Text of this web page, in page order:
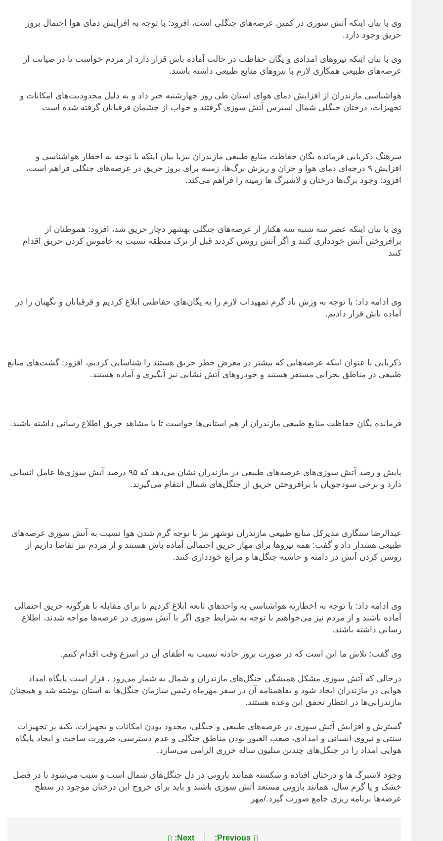
وی با بیان اینکه آتش سوزی در کمین عرصه‌های جنگلی است، افزود: با توجه به افزایش دمای هوا احتمال بروز
حریق وجود دارد.
وی با بیان اینکه نیروهای امدادی و یگان حفاظت در حالت آماده باش قرار دارد از مردم خواست تا در صیانت از
عرصه‌های طبیعی همکاری لازم با نیروهای منابع طبیعی داشته باشند.
هواشناسی مازندران از افزایش دمای هوای استان طی روز چهارشنبه خبر داد و به دلیل محدودیت‌های امکانات و
تجهیزات، درختان جنگلی شمال استرس آتش سوزی گرفتند و خواب از چشمان قرقبانان گرفته شده است
سرهنگ ذکریایی فرمانده یگان حفاظت منابع طبیعی مازندران نیزبا بیان اینکه با توجه به اخطار هواشناسی و
افزایش ۹ درجه‌ای دمای هوا و خزان و ریزش برگ‌ها، زمینه برای بروز حریق در عرصه‌های جنگلی فراهم است،
افزود: وجود برگ‌ها درختان و لاشبرگ ها زمینه را فراهم می‌کند.
وی با بیان اینکه عصر سه شنبه سه هکتار از عرصه‌های جنگلی بهشهر دچار حریق شد، افزود: هموطنان از
برافروختن آتش خودداری کنند و اگر آتش روشن کردند قبل ار ترک منطقه نسبت به خاموش کردن حریق اقدام
کنند
وی ادامه داد: با توجه به وزش باد گرم تمهیدات لازم را به یگان‌های حفاظتی ابلاغ کردیم و قرقبانان و نگهبان را در
آماده باش قرار دادیم.
ذکریایی با عنوان اینکه عرصه‌هایی که بیشتر در معرض خطر حریق هستند را شناسایی کردیم، افزود: گشت‌های منابع
طبیعی در مناطق بحرانی مستقر هستند و خودروهای آتش نشانی نیز آبگیری و آماده هستند.
فرمانده یگان حفاظت منابع طبیعی مازندران از هم استانی‌ها خواست تا با مشاهد حریق اطلاع رسانی داشته باشند.
پایش و رصد آتش سوزی‌های عرصه‌های طبیعی در مازندران نشان می‌دهد که ۹۵ درصد آتش سوزی‌ها عامل انسانی
دارد و برخی سودجویان با برافروختن حریق از جنگل‌های شمال انتقام می‌گیرند.
عبدالرضا سنگاری مدیرکل منابع طبیعی مازندران نوشهر نیز با توجه گرم شدن هوا نسبت به آتش سوزی عرصه‌های
طبیعی هشدار داد و گفت: همه نیروها برای مهار حریق احتمالی آماده باش هستند و از مردم نیز تقاضا داریم از
روشن کردن آتش در دامنه و حاشیه جنگل‌ها و مراتع خودداری کنند.
وی ادامه داد: با توجه به اخطاریه هواشناسی به واحدهای تابعه ابلاغ کردیم تا برای مقابله با هرگونه حریق احتمالی
آماده باشند و از مردم نیز می‌خواهیم با توجه به شرایط جوی اگر با آتش سوزی در عرصه‌ها مواجه شدند، اطلاع
رسانی داشته باشند.
وی گفت: تلاش ما این است که در صورت بروز حادثه نسبت به اطفای آن در اسرع وقت اقدام کنیم.
درحالی که آتش سوزی مشکل همیشگی جنگل‌های مازندران و شمال به شمار می‌رود ، قرار است پایگاه امداد
هوایی در مازندران ایجاد شود و تفاهمنامه آن در سفر مهرماه رئیس سازمان جنگل‌ها به استان نوشته شد و همچنان
مازندرانی‌ها در انتظار تحقق این وعده هستند.
گسترش و افزایش آتش سوزی در عرصه‌های طبیعی و جنگلی، محدود بودن امکانات و تجهیزات، تکیه بر تجهیزات
سنتی و نیروی انسانی و امدادی، صعب العبور بودن مناطق جنگلی و عدم دسترسی، ضرورت ساخت و ایجاد پایگاه
هوایی امداد را در جنگل‌های چندین میلیون ساله خزری الزامی می‌سازد.
وجود لاشبرگ ها و درختان افتاده و شکسته همانند باروتی در دل جنگل‌های شمال است و سبب می‌شود تا در فصل
خشک و یا گرم سال، همانند باروتی مستعد آتش سوزی باشند و باید برای خروج این درختان موجود در سطح
عرصه‌ها برنامه ریزی جامع صورت گیرد./مهر
Previous:
Next: